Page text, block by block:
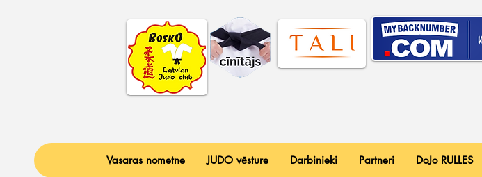
Vasaras nometne JUDO vēsture Darbinieki Partneri DoJo RULLES